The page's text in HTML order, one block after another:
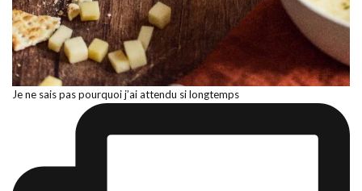
Je ne sais pas pourquoi j’ai attendu si longtemps